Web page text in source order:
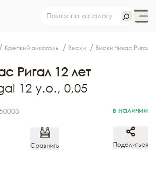
Крепкий алкоголь Виски Виски Чивас Ригал
Ригал 12 лет
12 y.o., 0,05
в наличии
Сравнить Поделиться